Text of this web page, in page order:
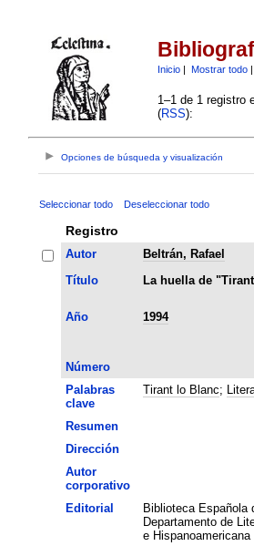
Inicio| Mostrar todo|
1–1 de 1 registro
(RSS):
Opciones de búsqueda y visualización
Seleccionar todo Deseleccionar todo
Registro
Autor
Beltrán, Rafael
Título
La huella de
Año 1994
Número
Palabras
clave
Tirant lo Blanc;
Resumen
Dirección
Autor
corporativo
Editorial
Biblioteca Española
Departamento de
e Hispanoamericana